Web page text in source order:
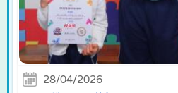
28/04/2026